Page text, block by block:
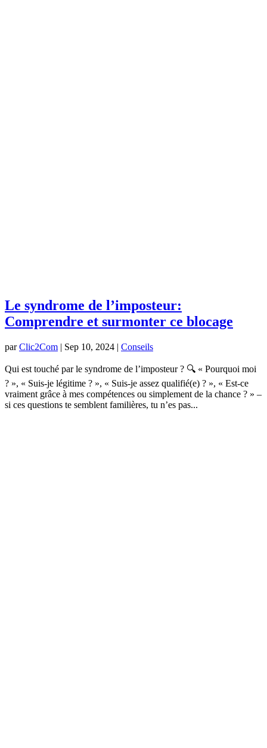
Le syndrome de l’imposteur:
Comprendre et surmonter ce blocage
parClic2Com | Sep 10, 2024 | Conseils
Qui est touché par le syndrome de l’imposteur ? 🔍 « Pourquoi moi
? », « Suis-je légitime ? », « Suis-je assez qualifié(e) ? », « Est-ce
vraiment grâce à mes compétences ou simplement de la chance ? » –
si ces questions te semblent familières, tu n’es pas...